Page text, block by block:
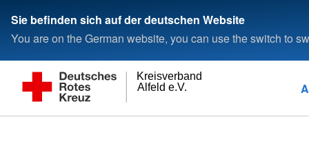
Sie befinden sich auf der deutschen Website
You are on the German website, you can use the switch to
Alfeld e.V.
Kreisverband